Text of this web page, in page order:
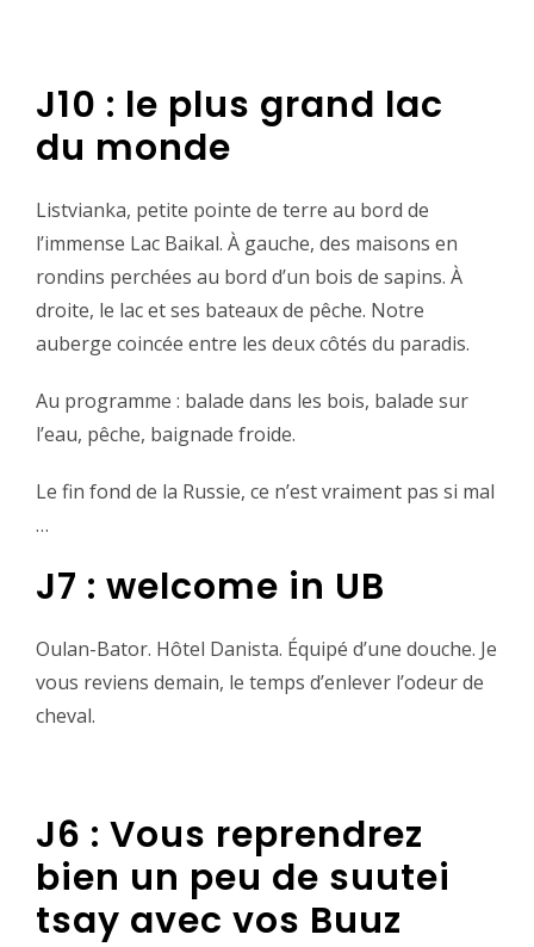
J10 : le plus grand lac
du monde‬
‪Listvianka, petite pointe de terre au bord de
l’immense Lac Baikal. À gauche, des maisons en
rondins perchées au bord d’un bois de sapins. À
droite, le lac et ses bateaux de pêche. Notre
auberge coincée entre les deux côtés du paradis.‬
‪Au programme : balade dans les bois, balade sur
l’eau, pêche, baignade froide.‬
‪Le fin fond de la Russie, ce n’est vraiment pas si mal
…‬
J7 : welcome in UB
Oulan-Bator. Hôtel Danista. Équipé d’une douche. Je
vous reviens demain, le temps d’enlever l’odeur de
cheval.
J6 : Vous reprendrez
bien un peu de suutei
tsay avec vos Buuz‬